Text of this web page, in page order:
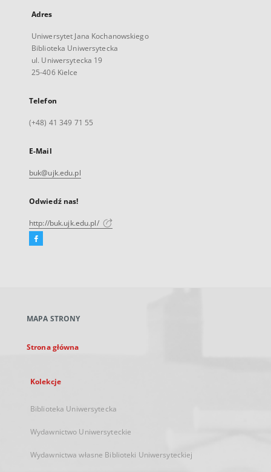
Adres
Uniwersytet Jana Kochanowskiego
Biblioteka Uniwersytecka
ul. Uniwersytecka 19
25-406 Kielce
Telefon
(+48) 41 349 71 55
E-Mail
buk@ujk.edu.pl
Odwiedź nas!
http://buk.ujk.edu.pl/
Facebook
karcie
MAPA STRONY
Strona główna
Kolekcje
Biblioteka Uniwersytecka
Wydawnictwo Uniwersyteckie
Wydawnictwa własne Biblioteki Uniwersyteckiej